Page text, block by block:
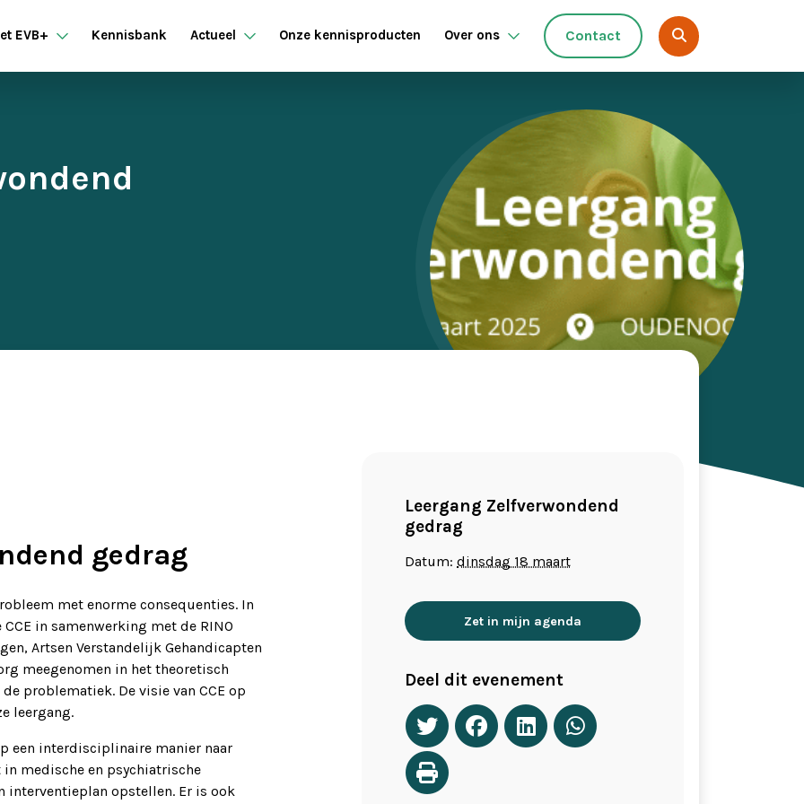
EVB+ Kennisbank Actueel Onze kennisproducten Over ons Contact
gedrag
met enorme consequenties. In
in samenwerking met de RINO
Artsen Verstandelijk Gehandicapten
meegenomen in het theoretisch
problematiek. De visie van CCE op
leergang.
een interdisciplinaire manier naar
medische en psychiatrische
interventieplan opstellen. Er is ook
Leergang Zelfverwondend
gedrag
Datum:dinsdag 18 maart
Zet in mijn agenda
Deel dit evenement